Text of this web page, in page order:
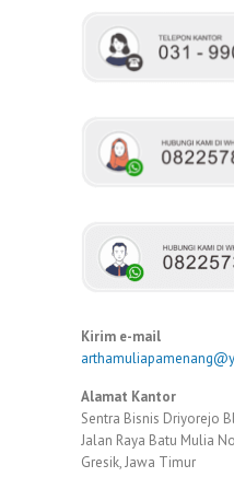
Kirim e-mail
Alamat Kantor
Sentra Bisnis Driyorejo
Jalan Raya Batu Mulia
Gresik, Jawa Timur